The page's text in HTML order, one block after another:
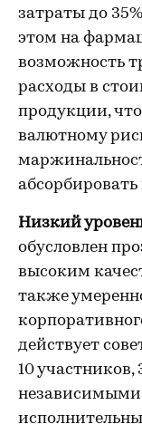
затраты до
этом на
возможность
расходы в
продукции,
валютному
Низкий
обусловлен
высоким
также
действует
10